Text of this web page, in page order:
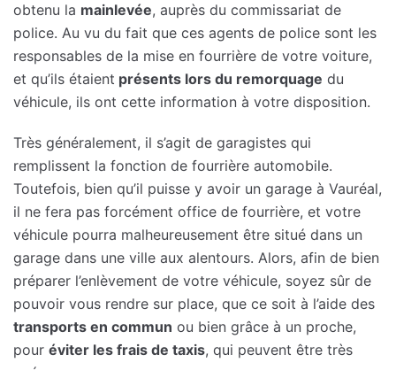
obtenu la mainlevée, auprès du commissariat de
police. Au vu du fait que ces agents de police sont les
responsables de la mise en fourrière de votre voiture,
et qu’ils étaient présents lors du remorquage du
véhicule, ils ont cette information à votre disposition.
Très généralement, il s’agit de garagistes qui
remplissent la fonction de fourrière automobile.
Toutefois, bien qu’il puisse y avoir un garage à Vauréal,
il ne fera pas forcément office de fourrière, et votre
véhicule pourra malheureusement être situé dans un
garage dans une ville aux alentours. Alors, afin de bien
préparer l’enlèvement de votre véhicule, soyez sûr de
pouvoir vous rendre sur place, que ce soit à l’aide des
transports en commun ou bien grâce à un proche,
pour éviter les frais de taxis, qui peuvent être très